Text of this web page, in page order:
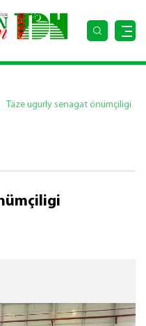
Täze ugurly senagat önümçiligi